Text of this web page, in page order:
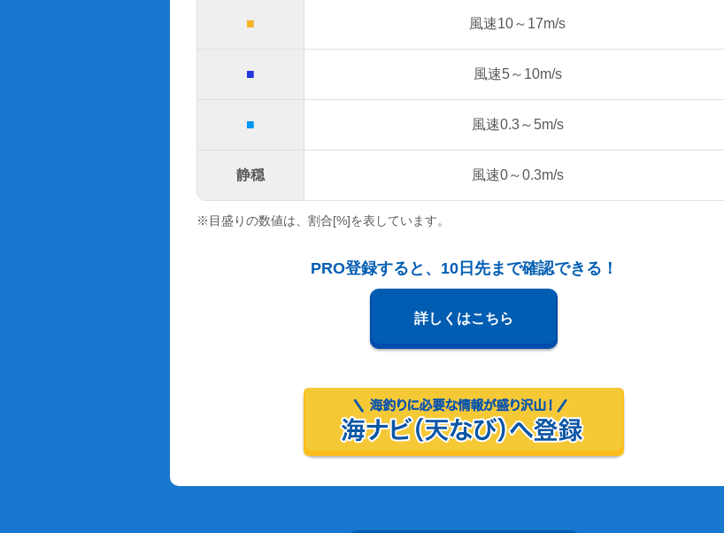
■ 風速10～17m/s
■ 風速5～10m/s
■ 風速0.3～5m/s
静穏 風速0～0.3m/s
※目盛りの数値は、割合[%]を表しています。
PRO登録すると、10日先まで確認できる！
詳しくはこちら